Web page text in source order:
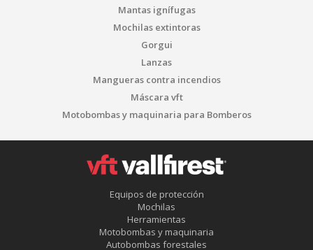
Mantas ignífugas
Mochilas extintoras
Gorgui
Lanzas
Mangueras contra incendios
Máscara vft
Motobombas y maquinaria para Bomberos
Equipos de protección
Mochilas
Herramientas
Motobombas y maquinaria
Autobombas forestales